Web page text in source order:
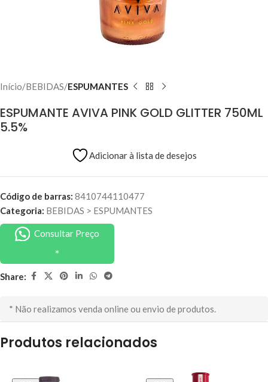
Início BEBIDAS ESPUMANTES
ESPUMANTE AVIVA PINK GOLD GLITTER 750ML
5.5%
Adicionar à lista de desejos
Código de barras: 8410744110477
Categoria: BEBIDAS > ESPUMANTES
Consultar Preço
Share:
* Não realizamos venda online ou envio de produtos.
Produtos relacionados